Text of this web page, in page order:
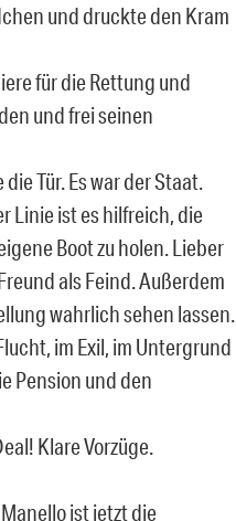
und druckte den Kram
für die Rettung und
und frei seinen
Tür. Es war der Staat.
Linie ist es hilfreich, die
Boot zu holen. Lieber
als Feind. Außerdem
wahrlich sehen lassen.
im Exil, im Untergrund
Pension und den
Klare Vorzüge.
ist jetzt die